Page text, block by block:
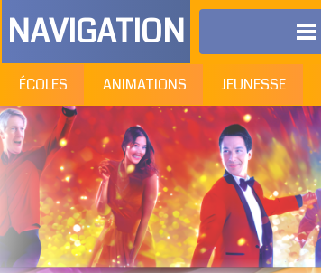
NAVIGATION
ÉCOLES ANIMATIONS JEUNESSE